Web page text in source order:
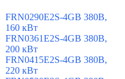
FRN0290E2S-4GB 380В,
160 кВт
FRN0361E2S-4GB 380В,
200 кВт
FRN0415E2S-4GB 380В,
220 кВт